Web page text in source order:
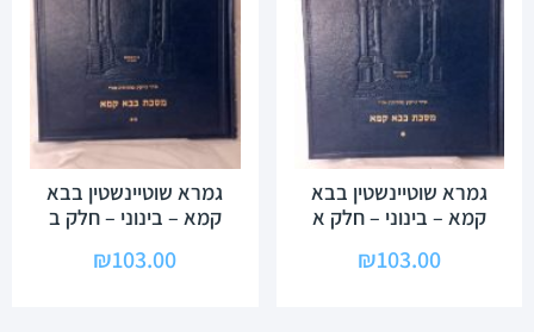
גמרא שוטיינשטין בבא
קמא – בינוני – חלק א
₪103.00
גמרא שוטיינשטין בבא
קמא – בינוני – חלק ב
₪103.00